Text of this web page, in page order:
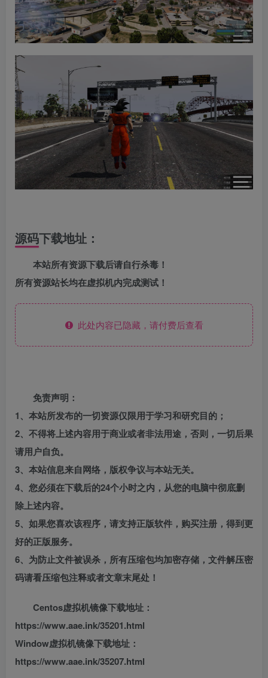
源码下载地址：
本站所有资源下载后请自行杀毒！
所有资源站长均在虚拟机内完成测试！
此处内容已隐藏，请付费后查看
免责声明：
1、本站所发布的一切资源仅限用于学习和研究目的；
2、不得将上述内容用于商业或者非法用途，否则，一切后果
请用户自负。
3、本站信息来自网络，版权争议与本站无关。
4、您必须在下载后的24个小时之内，从您的电脑中彻底删
除上述内容。
5、如果您喜欢该程序，请支持正版软件，购买注册，得到更
好的正版服务。
6、为防止文件被误杀，所有压缩包均加密存储，文件解压密
码请看压缩包注释或者文章末尾处！
Centos虚拟机镜像下载地址：
https://www.aae.ink/35201.html
Window虚拟机镜像下载地址：
https://www.aae.ink/35207.html